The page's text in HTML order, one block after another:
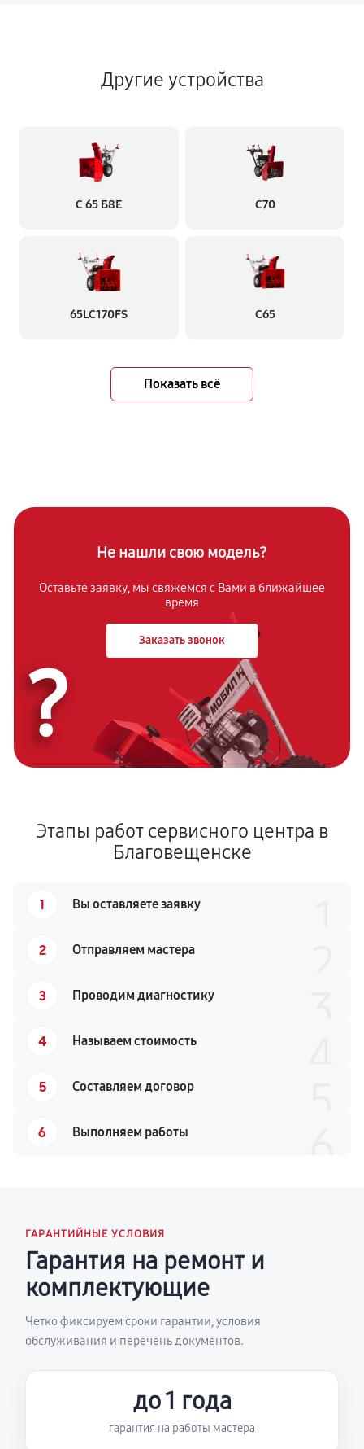
Другие устройства
С 65 Б8Е С70
65LC170FS С65
Показать всё
Не нашли свою модель?
Оставьте заявку, мы свяжемся с Вами в ближайшее
время
Заказать звонок
?
Этапы работ сервисного центра в
Благовещенске
1 Вы оставляете заявку
2 Отправляем мастера
3 Проводим диагностику
4 Называем стоимость
5 Составляем договор
6 Выполняем работы
ГАРАНТИЙНЫЕ УСЛОВИЯ
Гарантия на ремонт и
комплектующие
Четко фиксируем сроки гарантии, условия
обслуживания и перечень документов.
до 1 года
гарантия на работы мастера